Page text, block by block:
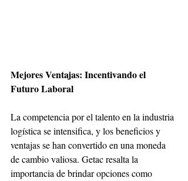
Mejores Ventajas: Incentivando el
Futuro Laboral
La competencia por el talento en la industria
logística se intensifica, y los beneficios y
ventajas se han convertido en una moneda
de cambio valiosa. Getac resalta la
importancia de brindar opciones como